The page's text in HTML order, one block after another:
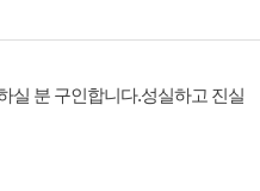
실 분 구인합니다.성실하고 진실